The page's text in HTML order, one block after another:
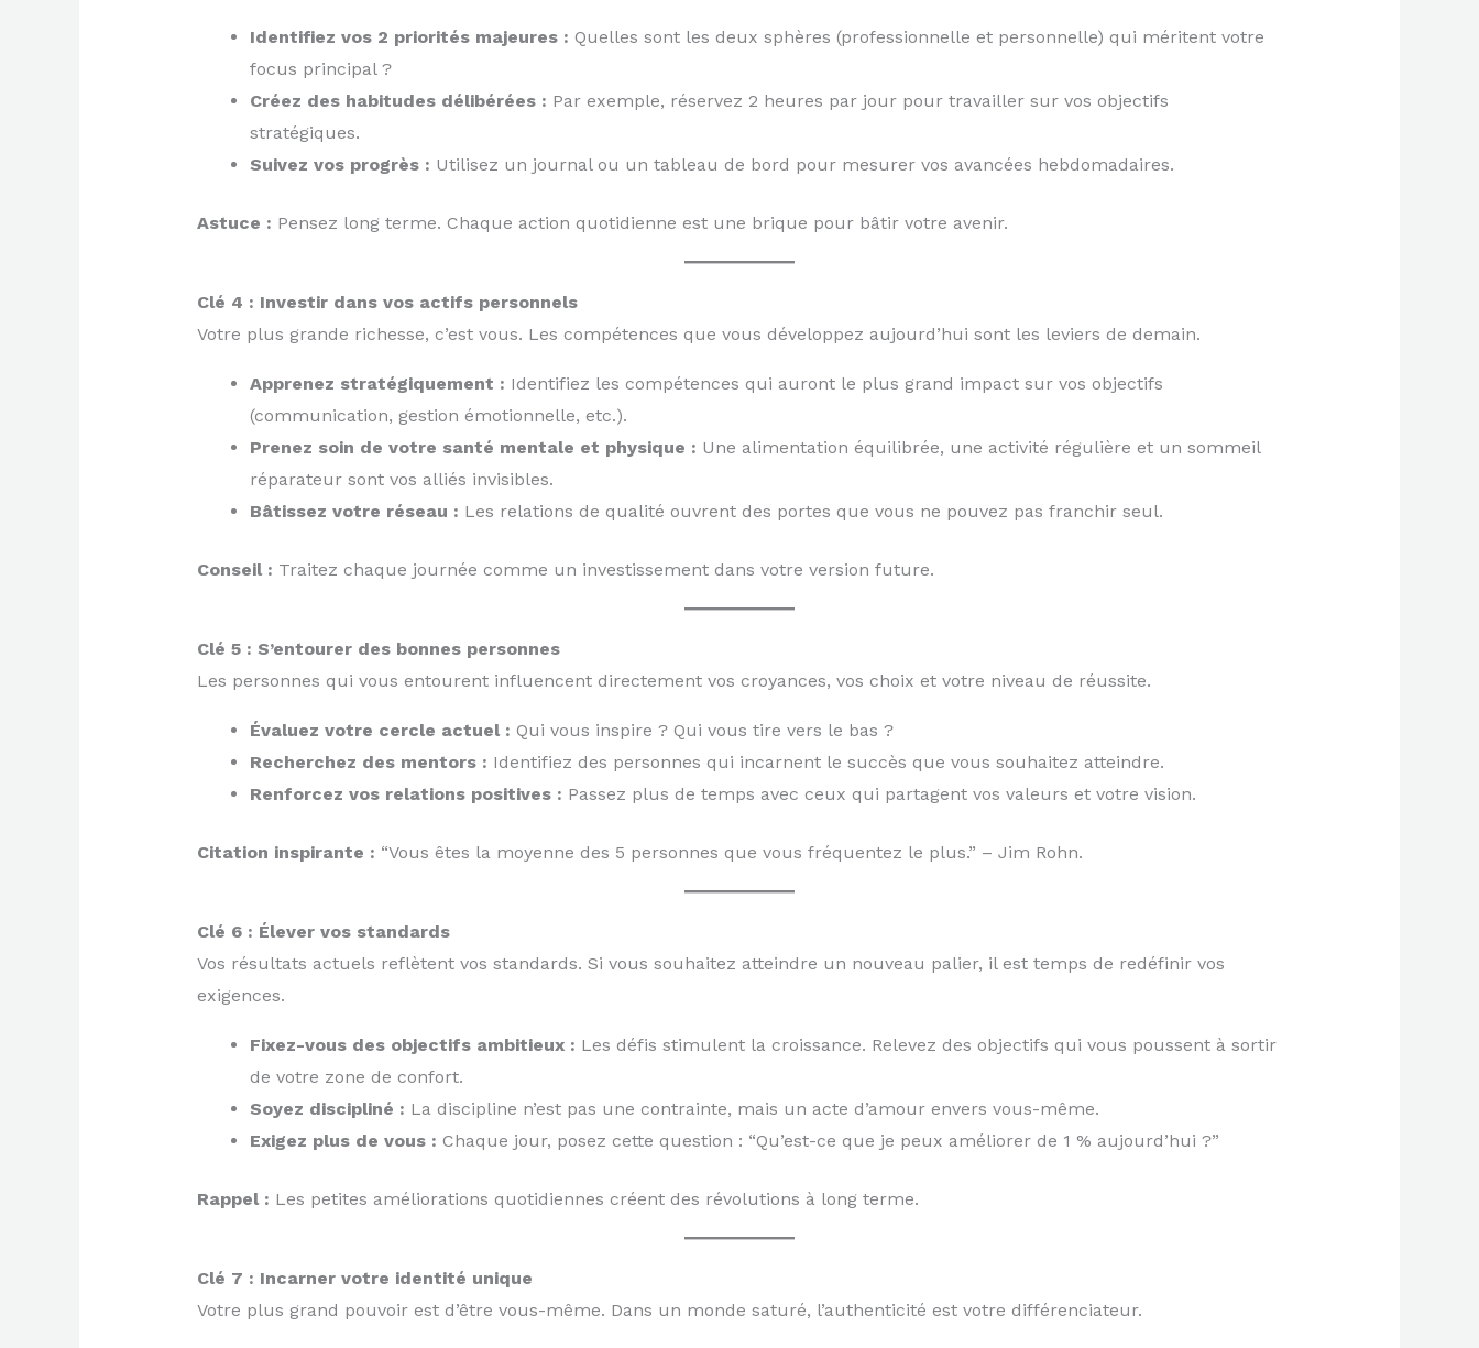
Identifiez vos 2 priorités majeures : Quelles sont les deux sphères (professionnelle et personnelle) qui méritent votre
focus principal ?
Créez des habitudes délibérées : Par exemple, réservez 2 heures par jour pour travailler sur vos objectifs
stratégiques.
Suivez vos progrès : Utilisez un journal ou un tableau de bord pour mesurer vos avancées hebdomadaires.
Astuce : Pensez long terme. Chaque action quotidienne est une brique pour bâtir votre avenir.
Clé 4 : Investir dans vos actifs personnels
Votre plus grande richesse, c’est vous. Les compétences que vous développez aujourd’hui sont les leviers de demain.
Apprenez stratégiquement : Identifiez les compétences qui auront le plus grand impact sur vos objectifs
(communication, gestion émotionnelle, etc.).
Prenez soin de votre santé mentale et physique : Une alimentation équilibrée, une activité régulière et un sommeil
réparateur sont vos alliés invisibles.
Bâtissez votre réseau : Les relations de qualité ouvrent des portes que vous ne pouvez pas franchir seul.
Conseil : Traitez chaque journée comme un investissement dans votre version future.
Clé 5 : S’entourer des bonnes personnes
Les personnes qui vous entourent influencent directement vos croyances, vos choix et votre niveau de réussite.
Évaluez votre cercle actuel : Qui vous inspire ? Qui vous tire vers le bas ?
Recherchez des mentors : Identifiez des personnes qui incarnent le succès que vous souhaitez atteindre.
Renforcez vos relations positives : Passez plus de temps avec ceux qui partagent vos valeurs et votre vision.
Citation inspirante : “Vous êtes la moyenne des 5 personnes que vous fréquentez le plus.” – Jim Rohn.
Clé 6 : Élever vos standards
Vos résultats actuels reflètent vos standards. Si vous souhaitez atteindre un nouveau palier, il est temps de redéfinir vos
exigences.
Fixez-vous des objectifs ambitieux : Les défis stimulent la croissance. Relevez des objectifs qui vous poussent à sortir
de votre zone de confort.
Soyez discipliné : La discipline n’est pas une contrainte, mais un acte d’amour envers vous-même.
Exigez plus de vous : Chaque jour, posez cette question : “Qu’est-ce que je peux améliorer de 1 % aujourd’hui ?”
Rappel : Les petites améliorations quotidiennes créent des révolutions à long terme.
Clé 7 : Incarner votre identité unique
Votre plus grand pouvoir est d’être vous-même. Dans un monde saturé, l’authenticité est votre différenciateur.